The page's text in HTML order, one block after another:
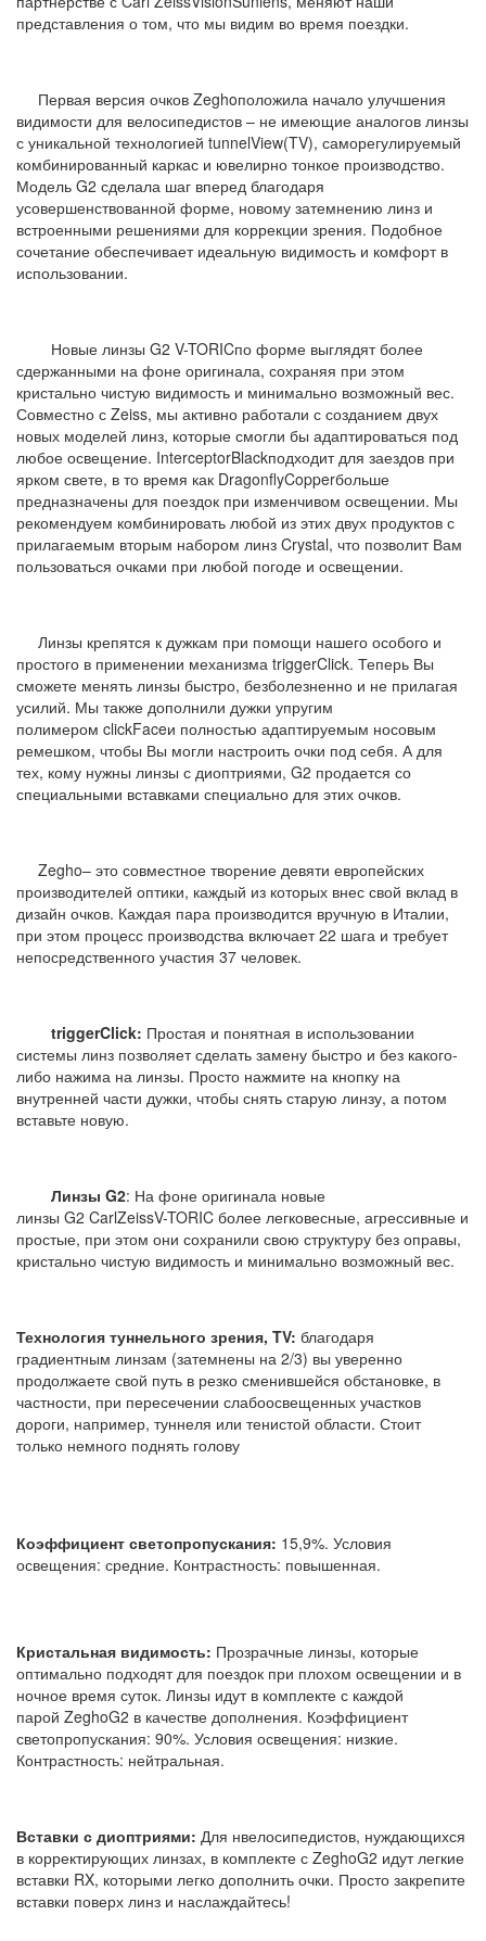
представления о том, что мы видим во время поездки.
Первая версия очков Zeghoположила начало улучшения
видимости для велосипедистов – не имеющие аналогов линзы
с уникальной технологией tunnelView(TV), саморегулируемый
комбинированный каркас и ювелирно тонкое производство.
Модель G2 сделала шаг вперед благодаря
усовершенствованной форме, новому затемнению линз и
встроенными решениями для коррекции зрения. Подобное
сочетание обеспечивает идеальную видимость и комфорт в
использовании.
Новые линзы G2 V-TORICпо форме выглядят более
сдержанными на фоне оригинала, сохраняя при этом
кристально чистую видимость и минимально возможный вес.
Совместно с Zeiss, мы активно работали с созданием двух
новых моделей линз, которые смогли бы адаптироваться под
любое освещение. InterceptorBlackподходит для заездов при
ярком свете, в то время как DragonflyCopperбольше
предназначены для поездок при изменчивом освещении. Мы
рекомендуем комбинировать любой из этих двух продуктов с
прилагаемым вторым набором линз Crystal, что позволит Вам
пользоваться очками при любой погоде и освещении.
Линзы крепятся к дужкам при помощи нашего особого и
простого в применении механизма triggerClick. Теперь Вы
сможете менять линзы быстро, безболезненно и не прилагая
усилий. Мы также дополнили дужки упругим
полимером clickFaceи полностью адаптируемым носовым
ремешком, чтобы Вы могли настроить очки под себя. А для
тех, кому нужны линзы с диоптриями, G2 продается со
специальными вставками специально для этих очков.
Zegho– это совместное творение девяти европейских
производителей оптики, каждый из которых внес свой вклад в
дизайн очков. Каждая пара производится вручную в Италии,
при этом процесс производства включает 22 шага и требует
непосредственного участия 37 человек.
triggerClick: Простая и понятная в использовании
системы линз позволяет сделать замену быстро и без какого-
либо нажима на линзы. Просто нажмите на кнопку на
внутренней части дужки, чтобы снять старую линзу, а потом
вставьте новую.
Линзы G2: На фоне оригинала новые
линзы G2 CarlZeissV-TORIC более легковесные, агрессивные и
простые, при этом они сохранили свою структуру без оправы,
кристально чистую видимость и минимально возможный вес.
Технология туннельного зрения, TV: благодаря
градиентным линзам (затемнены на 2/3) вы уверенно
продолжаете свой путь в резко сменившейся обстановке, в
частности, при пересечении слабоосвещенных участков
дороги, например, туннеля или тенистой области. Стоит
только немного поднять голову
Коэффициент светопропускания: 15,9%. Условия
освещения: средние. Контрастность: повышенная.
Кристальная видимость: Прозрачные линзы, которые
оптимально подходят для поездок при плохом освещении и в
ночное время суток. Линзы идут в комплекте с каждой
парой ZeghoG2 в качестве дополнения. Коэффициент
светопропускания: 90%. Условия освещения: низкие.
Контрастность: нейтральная.
Вставки с диоптриями: Для нвелосипедистов, нуждающихся
в корректирующих линзах, в комплекте с ZeghoG2 идут легкие
вставки RX, которыми легко дополнить очки. Просто закрепите
вставки поверх линз и наслаждайтесь!